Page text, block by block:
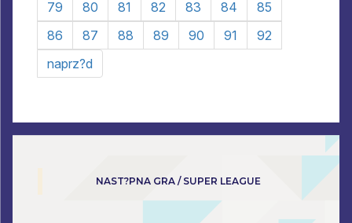
79
80 81 82 83 84
85
86
87 88 89 90 91
92
naprz?d
NAST?PNA GRA / SUPER LEAGUE